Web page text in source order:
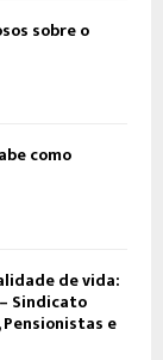
sobre o
como
de vida:
Sindicato
e